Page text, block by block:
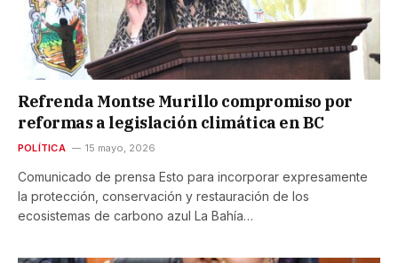
Refrenda Montse Murillo compromiso por
reformas a legislación climática en BC
POLÍTICA 15 mayo, 2026
Comunicado de prensa Esto para incorporar expresamente
la protección, conservación y restauración de los
ecosistemas de carbono azul La Bahía…